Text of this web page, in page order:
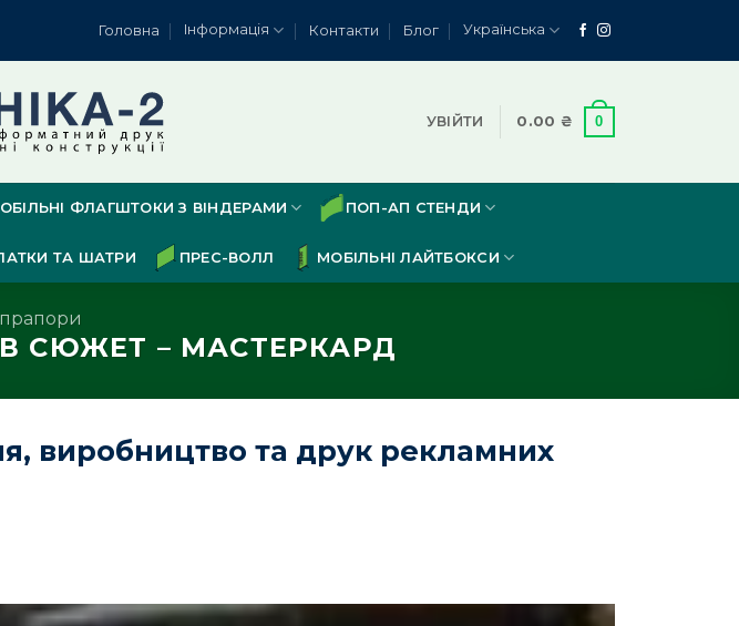
Головна Інформація Контакти Блог Українська
УВІЙТИ 0.00 ₴ 0
ФЛАГШТОКИ З ВІНДЕРАМИ ПОП-АП СТЕНДИ
ТА ШАТРИ ПРЕС-ВОЛЛ МОБІЛЬНІ ЛАЙТБОКСИ
СЮЖЕТ – МАСТЕРКАРД
виробництво та друк рекламних